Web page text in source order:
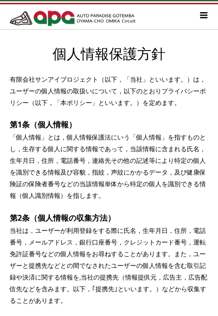
個人情報保護方針
有限会社サンアイプロジェクト（以下，「当社」といいます。）は，
ユーザーの個人情報の取扱いについて，以下のとおりプライバシーポ
リシー（以下，「本ポリシー」といいます。）を定めます。
第1条（個人情報）
「個人情報」とは，個人情報保護法にいう「個人情報」を指すものと
し，生存する個人に関する情報であって，当該情報に含まれる氏名，
生年月日，住所，電話番号，連絡先その他の記述等により特定の個人
を識別できる情報及び容貌，指紋，声紋にかかるデータ，及び健康保
険証の保険者番号などの当該情報単体から特定の個人を識別できる情
報（個人識別情報）を指します。
第2条（個人情報の収集方法）
当社は，ユーザーが利用登録をする際に氏名，生年月日，住所，電話
番号，メールアドレス，銀行口座番号，クレジットカード番号，運転
免許証番号などの個人情報をお尋ねすることがあります。また，ユー
ザーと提携先などとの間でなされたユーザーの個人情報を含む取引記
録や決済に関する情報を,当社の提携先（情報提供元，広告主，広告配
信先などを含みます。以下，｢提携先｣といいます。）などから収集す
ることがあります。